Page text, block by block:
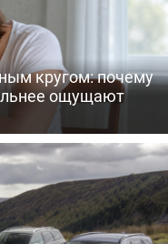
кругом: почему
ощущают